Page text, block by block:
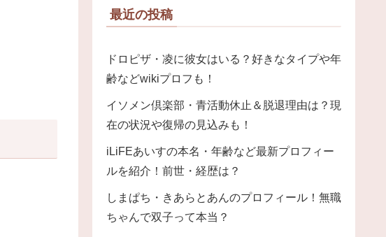
最近の投稿
ドロピザ・凌に彼女はいる？好きなタイプや年
齢などwikiプロフも！
イソメン倶楽部・青活動休止＆脱退理由は？現
在の状況や復帰の見込みも！
iLiFEあいすの本名・年齢など最新プロフィー
ルを紹介！前世・経歴は？
しまぱち・きあらとあんのプロフィール！無職
ちゃんで双子って本当？